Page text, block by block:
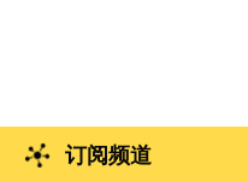
订阅频道